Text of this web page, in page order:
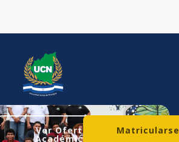
Ver Oferta
Académica